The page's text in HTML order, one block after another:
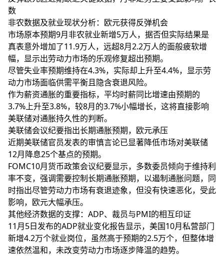
数
非农数据及就业现状分析：欧元获得反弹机会
市场原本预期9月非农就业新增5万人，据否但实际结果是
真表意外增加了11.9万人，远超8月2.2万人的面般疲软增
幅，显示出劳动力市场的乐观修复超出预期。
尽管失业率预期维持在4.3%，实际却上升至4.4%，显示劳
动力市场面临供需平衡且隐含衰退风险。
作为薪资通胀的重要指标，平均时薪同比增速由预期的
3.7%上升至3.8%，较8月的3.7%小幅增长，这将直接影响
美联储对通胀持久性的判断。
美联储会议纪要指出长期通胀预期，欧元承压
近期美联储官员发表的审慎言论已显著降低市场对美联储
12月降息25个基点的预期。
FOMC10月货币政策会议纪要显示，多数委员倾向于维持利
率不变，强调需要控制长期通胀预期，以遏制通胀问题，同
时指出尽管劳动力市场有衰退迹象，但没有快速恶化，受此
影响，欧元大幅承压。
其他经济数据的支撑：ADP、裁员与PMI的相互印证
11月5日发布的ADP就业变化报告显示，美国10月私营部门
新增4.2万个就业岗位，虽然高于预期的2.5万个，但整体增
速依然温和，未改变劳动力市场逐步降温的趋势。